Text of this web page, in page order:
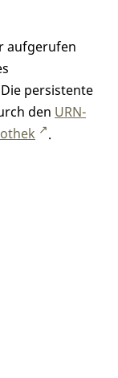
aufgerufen
persistente
den URN-
.